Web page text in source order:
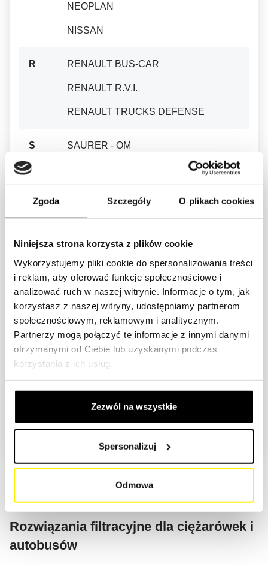
Zgoda Szczegóły O plikach cookies
Niniejsza strona korzysta z plików cookie
Wykorzystujemy pliki cookie do spersonalizowania treści
i reklam, aby oferować funkcje społecznościowe i
analizować ruch w naszej witrynie. Informacje o tym, jak
korzystasz z naszej witryny, udostępniamy partnerom
społecznościowym, reklamowym i analitycznym.
Partnerzy mogą połączyć te informacje z innymi danymi
otrzymanymi od Ciebie lub uzyskanymi podczas
korzystania z ich usług.
Zezwól na wszystkie
Spersonalizuj
Odmowa
NEOPLAN
NISSAN
R RENAULT BUS-CAR
RENAULT R.V.I.
RENAULT TRUCKS DEFENSE
S SAURER - OM
SAURER (SAURER-BERNA)
SCANIA
SCANIA BUS / IRIZAR
SCHMITZ CARGOBULL
SHANTUI
SINOTRUCK
SISU
SOLARIS BUS
TERBERG
V VAN HOOL
VDL (BOVA)
VOLVO
Rozwiązania filtracyjne dla ciężarówek i
autobusów